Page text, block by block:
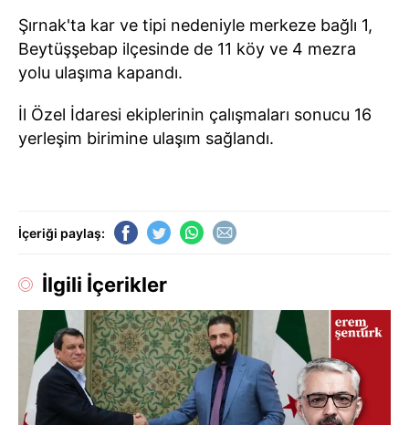
Şırnak'ta kar ve tipi nedeniyle merkeze bağlı 1,
Beytüşşebap ilçesinde de 11 köy ve 4 mezra
yolu ulaşıma kapandı.
İl Özel İdaresi ekiplerinin çalışmaları sonucu 16
yerleşim birimine ulaşım sağlandı.
İçeriği paylaş:
İlgili İçerikler